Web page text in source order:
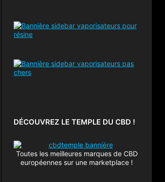
DÉCOUVREZ LE TEMPLE DU CBD !
Toutes les meilleures marques de CBD
européennes sur une marketplace !